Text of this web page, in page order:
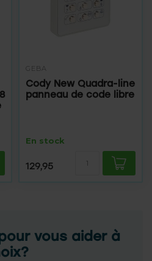
GEBA
Cody New Quadra-line
panneau de code libre
En stock
129,95
vous aider à